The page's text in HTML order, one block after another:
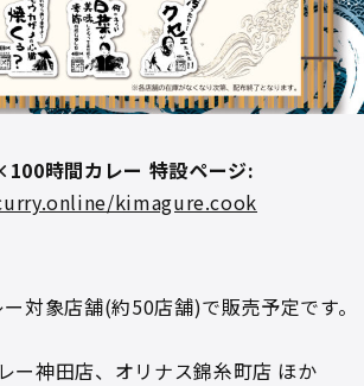
時間カレー 特設ページ:
kimagure.cook
対象店舗(約50店舗)で販売予定です。
ー神田店、オリナス錦糸町店 ほか